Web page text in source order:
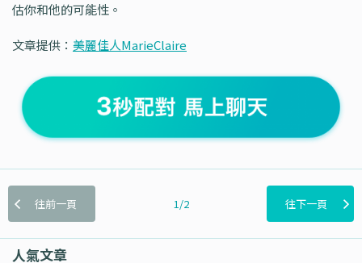
估你和他的可能性。
文章提供： 美麗佳人MarieClaire
往前一頁 1/2 往下一頁
人氣文章